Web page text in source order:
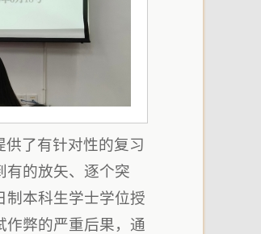
了有针对性的复习
有的放矢、逐个突
制本科生学士学位授
作弊的严重后果，通